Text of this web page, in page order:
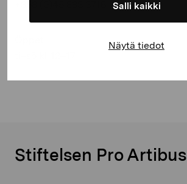
Salli kaikki
Näytä tiedot
Stiftelsen Pro Artibus